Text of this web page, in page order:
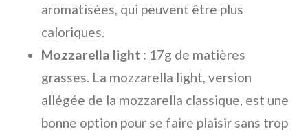
aromatisées, qui peuvent être plus
caloriques.
Mozzarella light : 17g de matières
grasses. La mozzarella light, version
allégée de la mozzarella classique, est une
bonne option pour se faire plaisir sans trop